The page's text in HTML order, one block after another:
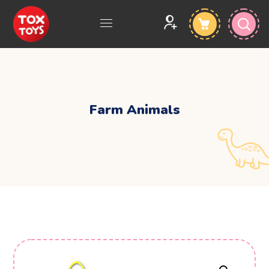
Farm Animals